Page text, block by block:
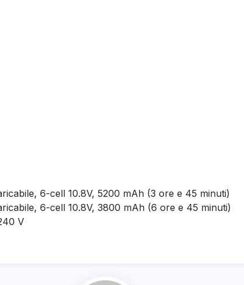
6-cell 10.8V, 5200 mAh (3 ore e 45 minuti)
6-cell 10.8V, 3800 mAh (6 ore e 45 minuti)
V